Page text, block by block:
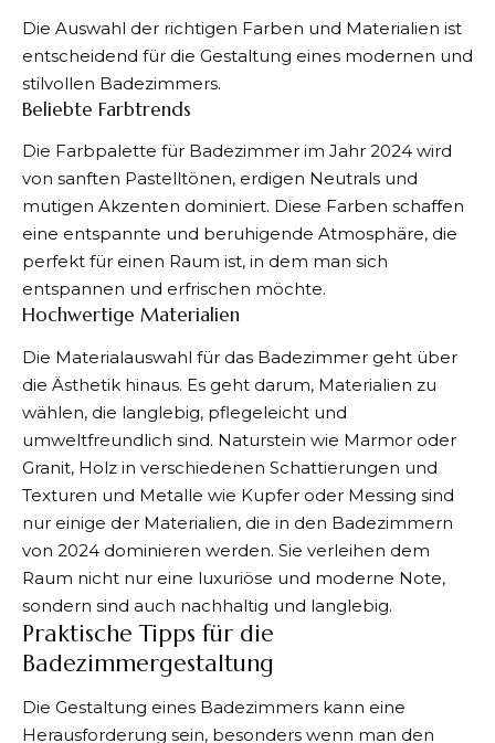
Die Auswahl der richtigen Farben und Materialien ist
entscheidend für die Gestaltung eines modernen und
stilvollen Badezimmers.
Beliebte Farbtrends
Die Farbpalette für Badezimmer im Jahr 2024 wird
von sanften Pastelltönen, erdigen Neutrals und
mutigen Akzenten dominiert. Diese Farben schaffen
eine entspannte und beruhigende Atmosphäre, die
perfekt für einen Raum ist, in dem man sich
entspannen und erfrischen möchte.
Hochwertige Materialien
Die Materialauswahl für das Badezimmer geht über
die Ästhetik hinaus. Es geht darum, Materialien zu
wählen, die langlebig, pflegeleicht und
umweltfreundlich sind. Naturstein wie Marmor oder
Granit, Holz in verschiedenen Schattierungen und
Texturen und Metalle wie Kupfer oder Messing sind
nur einige der Materialien, die in den Badezimmern
von 2024 dominieren werden. Sie verleihen dem
Raum nicht nur eine luxuriöse und moderne Note,
sondern sind auch nachhaltig und langlebig.
Praktische Tipps für die
Badezimmergestaltung
Die Gestaltung eines Badezimmers kann eine
Herausforderung sein, besonders wenn man den